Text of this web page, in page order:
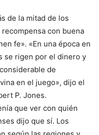
de la mitad de los
con buena
fe». «En una época en
se rigen por el dinero y
de
en el juego», dijo el
P. Jones.
que ver con quién
dijo que sí. Los